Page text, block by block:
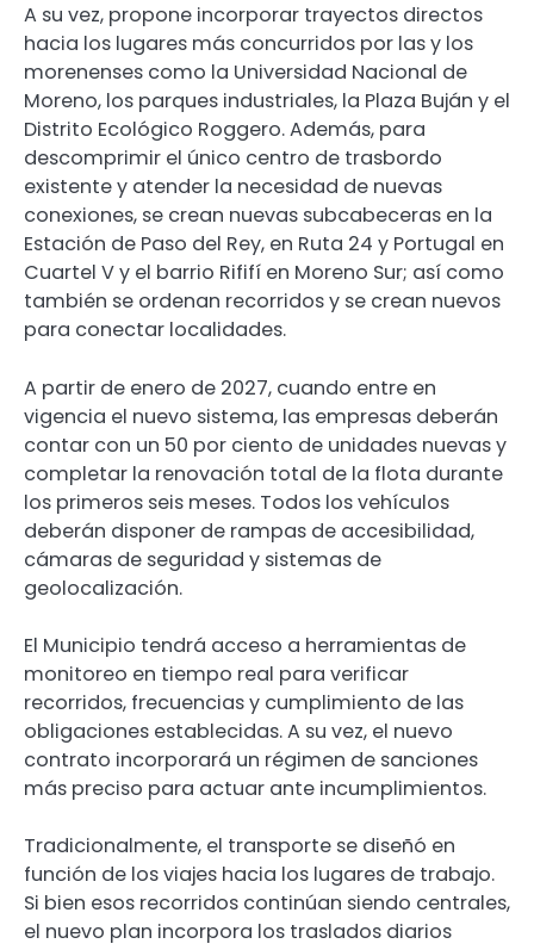
A su vez, propone incorporar trayectos directos
hacia los lugares más concurridos por las y los
morenenses como la Universidad Nacional de
Moreno, los parques industriales, la Plaza Buján y el
Distrito Ecológico Roggero. Además, para
descomprimir el único centro de trasbordo
existente y atender la necesidad de nuevas
conexiones, se crean nuevas subcabeceras en la
Estación de Paso del Rey, en Ruta 24 y Portugal en
Cuartel V y el barrio Rififí en Moreno Sur; así como
también se ordenan recorridos y se crean nuevos
para conectar localidades.
A partir de enero de 2027, cuando entre en
vigencia el nuevo sistema, las empresas deberán
contar con un 50 por ciento de unidades nuevas y
completar la renovación total de la flota durante
los primeros seis meses. Todos los vehículos
deberán disponer de rampas de accesibilidad,
cámaras de seguridad y sistemas de
geolocalización.
El Municipio tendrá acceso a herramientas de
monitoreo en tiempo real para verificar
recorridos, frecuencias y cumplimiento de las
obligaciones establecidas. A su vez, el nuevo
contrato incorporará un régimen de sanciones
más preciso para actuar ante incumplimientos.
Tradicionalmente, el transporte se diseñó en
función de los viajes hacia los lugares de trabajo.
Si bien esos recorridos continúan siendo centrales,
el nuevo plan incorpora los traslados diarios